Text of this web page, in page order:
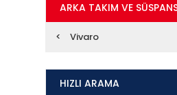
ARKA TAKIM VE
Vivaro
HIZLI ARAMA